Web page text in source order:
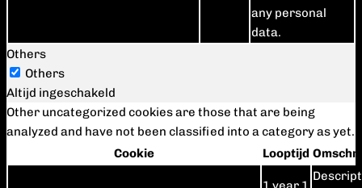
any personal
data.
Others
Others
Altijd ingeschakeld
Other uncategorized cookies are those that are being
analyzed and have not been classified into a category as yet.
Cookie
Looptijd